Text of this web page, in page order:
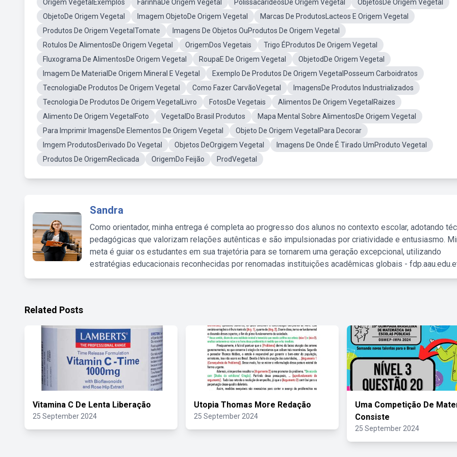
Origem VegetalExemplos
FarinhaDe Origem Vegetal PolissacarídeosDe Origem Vegetal
ObjetosDe Origem Vegetal
ObjetoDe Origem Vegetal
Imagem ObjetoDe Origem Vegetal
Marcas De ProdutosLacteos E Origem Vegetal
Produtos De Origem VegetalTomate
Imagens De Objetos OuProdutos De Origem Vegetal
Rotulos De AlimentosDe Origem Vegetal
OrigemDos Vegetais
Trigo ÉProdutos De Origem Vegetal
Fluxograma De AlimentosDe Origem Vegetal
RoupaE De Origem Vegetal
ObjetodDe Origem Vegetal
Imagem De MaterialDe Origem Mineral E Vegetal
Exemplo De Produtos De Origem VegetalPosseum Carboidratos
TecnologiaDe Produtos De Origem Vegetal
Como Fazer CarvãoVegetal
ImagensDe Produtos Industrializados
Tecnologia De Produtos De Origem VegetalLivro
FotosDe Vegetais
Alimentos De Origem VegetalRaizes
Alimento De Origem VegetalFoto
VegetalDo Brasil Produtos
Mapa Mental Sobre AlimentosDe Origem Vegetal
Para Imprimir ImagensDe Elementos De Origem Vegetal
Objeto De Origem VegetalPara Decorar
Imgem ProdutosDerivado Do Vegetal
Objetos DeOrgigem Vegetal
Imagens De Onde É Tirado UmProduto Vegetal
Produtos De OrigemReclicada
OrigemDo Feijão ProdVegetal
Sandra
Como orientador, minha entrega é completa ao progresso dos alunos no contexto escolar, adotando
pedagógicas que valorizam relações autênticas e são impulsionadas por criatividade e entusiasmo.
meta é guiar os estudantes em sua trajetória para se tornarem uma geração excepcional, utilizando
estratégias educacionais reconhecidas por renomadas instituições acadêmicas globais -
Related Posts
Vitamina C De Lenta Liberação
25 September 2024
Utopia Thomas More Redação
25 September 2024
Uma Competição De
Consiste
25 September 2024